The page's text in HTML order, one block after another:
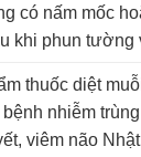
có nấm mốc
khi phun tường
thuốc diệt
nhiễm
viêm não